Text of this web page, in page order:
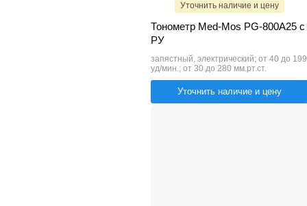
Уточнить наличие и цену
Тонометр Med-Mos PG-800A25 с
РУ
запястный, электрический; от 40 до 199
уд/мин.; от 30 до 280 мм.рт.ст.
Уточнить наличие и цену